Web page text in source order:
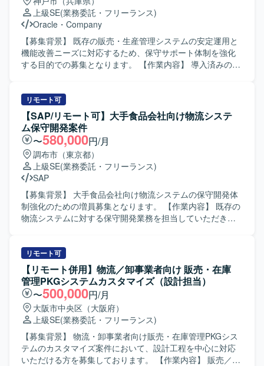
るため、最新の開発スタイルを実践的に習得できます。ユ
ーザーとの直接調整を通じて、技術とビジネスの両面から
スキルを高められるポジションです。 【開発環境】 Java＋
SpringBootを中心としたバックエンド環境と、Reactベース
のフロントエンド環境での開発となります。インフラには
AWSを利用しており、AIツールとしてClaude Codeや
す。また、コミュニケーションが円滑で、チームと協調し
て業務を進められる方を歓迎いたします。 【ポジションの
魅力】 ERP導入という全社的な取り組みにおいて、周辺シ
ステムの改修方針策定から実装・テストまで一貫して携わ
ることができます。要件定義などの上流工程から開発工程
まで幅広い経験を積むことができ、ERP連携やI/F仕様変更
開発環境となります。
上級SE(業務委託・フリーランス)
Oracle ・ Company
【募集背景】 既存の販売・生産管理システムの安定運用と
機能改善ニーズに対応するため、保守サポート体制を強化
する目的での募集となります。 【作業内容】 導入済みの
受付および内容の整理、一次切り分けや仕様確認、必要に
応じたエスカレーション対応を行っていただきます。ま
た、顧客要望に基づくプログラム改修の検討や仕様確認、
改修作業および動作確認までを一貫して対応していただき
ます。あわせて、軽微な不具合修正や改善要望への対応、
問い合わせ内容のナレッジ化やドキュメント整備なども行
っていただきます。 【求める人物像】 顧客の要望や課題を
丁寧にヒアリングし、分かりやすく説明しながら円滑にコ
ミュニケーションが取れる方を求めております。mcframe
販売または生産管理領域の知見を活かし、システムの背景
業務も理解しながら保守サポートに取り組める方が望まし
決に取り組める方を歓迎いたします。 【ポジションの魅
力】 mcframe を用いた販売・生産管理領域の知見を深めな
がら、顧客業務に直結する保守・改善に関わっていただけ
ます。問い合わせ対応から改修まで一連の流れを経験でき
るため、業務理解とシステム理解の双方を高めることがで
きます。長期的に関われる環境のため、顧客との信頼関係
を構築しつつ安定的にスキルアップしていけるポジション
です。 【開発環境】 mcframe を中心とした販売・生産管理
システム環境上での保守およびプログラム改修を行ってい
ただきます。Oracle などのデータベースに関する知識を活
リモート可
【SAP/リモート可】大手食品会社向け物流システ
ム保守開発案件
〜580,000円/月
調布市（東京都）
上級SE(業務委託・フリーランス)
SAP
【募集背景】 大手食品会社向け物流システムの保守開発体
制強化のための増員募集となります。 【作業内容】 既存の
物流システムに対する保守開発業務を担当していただきま
を実施いたします。ユーザとの調整やベンダーコントロー
ルを行いながら、システムの安定稼働と改善を進めていた
だきます。 【求める人物像】 コミュニケーションを取りな
がらユーザやベンダーと円滑に調整ができる方を求めてお
ります。長期的な参画を前提に、業務を通じてSAPをはじ
めとした新しい技術習得に前向きに取り組んでいただける
方が望ましいです。 【ポジションの魅力】 大手企業向け物
流システムの保守開発に携わることで、業務知見とシステ
ム運用・改善の両面で経験を積むことができます。外部シ
ステムとのデータ連携やユーザ調整など、上流から下流ま
リモート可
【リモート併用】物流／卸事業者向け 販売・在庫
管理PKGシステムカスタマイズ（設計担当）
〜500,000円/月
大阪市中央区（大阪府）
上級SE(業務委託・フリーランス)
【募集背景】 物流・卸事業者向け販売・在庫管理PKGシス
テムのカスタマイズ案件において、設計工程を中心に対応
いただける方を募集しております。 【作業内容】 販売／在